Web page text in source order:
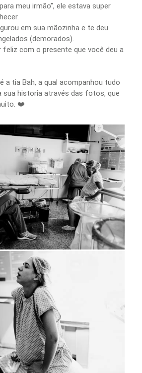
meu irmão”, ele estava super
em sua mãozinha e te deu
(demorados).
feliz com o presente que você deu a
a tia Bah, a qual acompanhou tudo
sua historia através das fotos, que
❤️